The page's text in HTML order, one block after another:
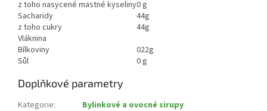
z toho nasycené mastné kyseliny0 g
Sacharidy
44g
z toho cukry
44g
Vláknina
Bílkoviny
022g
Sůl
0 g
Doplňkové parametry
Kategorie:
Bylinkové a ovocné sirupy